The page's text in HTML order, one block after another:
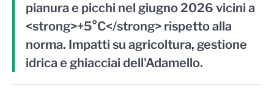
pianura e picchi nel giugno 2026 vicini a
<strong>+5°C</strong> rispetto alla
norma. Impatti su agricoltura, gestione
idrica e ghiacciai dell'Adamello.